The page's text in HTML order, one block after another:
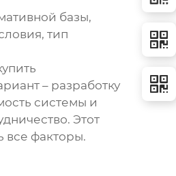
базы,
тип
– разработку
системы и
Этот
все факторы.